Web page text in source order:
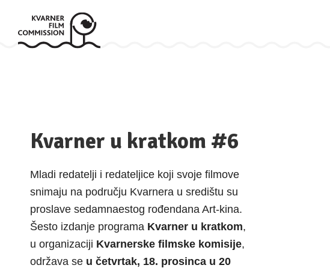
Kvarner u kratkom #6
Mladi redatelji i redateljice koji svoje filmove
snimaju na području Kvarnera u središtu su
proslave sedamnaestog rođendana Art-kina.
Šesto izdanje programa Kvarner u kratkom,
u organizaciji Kvarnerske filmske komisije,
održava se u četvrtak, 18. prosinca u 20